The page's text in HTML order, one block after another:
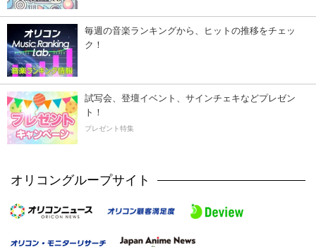
毎週の音楽ランキングから、ヒットの推移をチェッ
ク！
試写会、登壇イベント、サインチェキなどプレゼン
ト！
プレゼント特集
オリコングループサイト